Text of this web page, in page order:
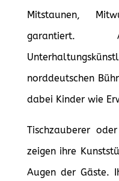
Mitstaunen,
garantiert.
norddeutschen
dabei Kinder wie
Tischzauberer
zeigen ihre
Augen der Gäste.